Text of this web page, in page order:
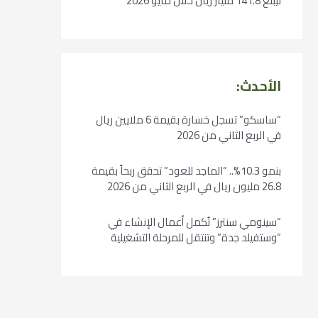
الأحدث:
“ساسكو” تسجل خسارة بقيمة 6 ملايين ريال
في الربع الثاني من 2026
بنمو 10.3%.. “الماجد للعود” تحقق ربحاً بقيمة
26.8 مليون ريال في الربع الثاني من 2026
“سينومي سنترز” تُكمل أعمال الإنشاء في
“وستفيلد جدة” وتنتقل للمرحلة التشغيلية